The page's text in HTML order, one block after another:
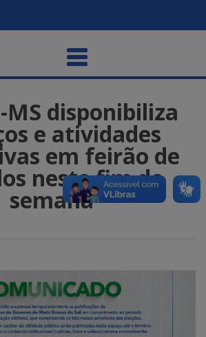
disponibiliza
e atividades
em feirão de
neste fim de
semana